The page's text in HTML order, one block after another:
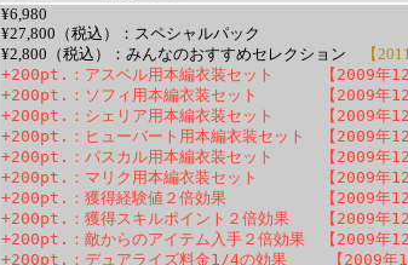
¥6,980
¥27,800（税込）： スペシャルパック
¥2,800（税込）： みんなのおすすめセレクション 【
+200pt. ： アスベル用本編衣装セット 【2009年12
+200pt. ： ソフィ用本編衣装セット 【2009年12
+200pt. ： シェリア用本編衣装セット 【2009年12
+200pt. ： ヒューバート用本編衣装セット 【2009年12
+200pt. ： パスカル用本編衣装セット 【2009年12
+200pt. ： マリク用本編衣装セット 【2009年12
+200pt. ： 獲得経験値２倍効果 【2009年12月
+200pt. ： 獲得スキルポイント２倍効果 【2009年12
+200pt. ： 敵からのアイテム入手２倍効果 【2009年12
+200pt. ： デュアライズ料金1/4の効果 【2009年12